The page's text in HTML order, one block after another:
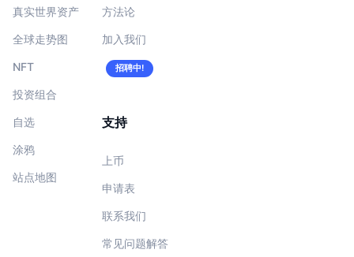
真实世界资产
全球走势图
NFT
投资组合
自选
涂鸦
站点地图
方法论
加入我们
招聘中!
支持
上币
申请表
联系我们
常见问题解答